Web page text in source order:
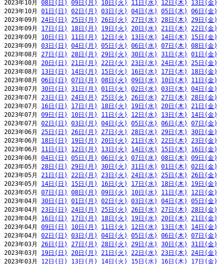
2023年10月 08日(日) 09日(月) 10日(火) 11日(水) 12日(木) 13日(金)
2023年10月 01日(日) 02日(月) 03日(火) 04日(水) 05日(木) 06日(金)
2023年09月 24日(日) 25日(月) 26日(火) 27日(水) 28日(木) 29日(金)
2023年09月 17日(日) 18日(月) 19日(火) 20日(水) 21日(木) 22日(金)
2023年09月 10日(日) 11日(月) 12日(火) 13日(水) 14日(木) 15日(金)
2023年09月 03日(日) 04日(月) 05日(火) 06日(水) 07日(木) 08日(金)
2023年08月 27日(日) 28日(月) 29日(火) 30日(水) 31日(木) 01日(金)
2023年08月 20日(日) 21日(月) 22日(火) 23日(水) 24日(木) 25日(金)
2023年08月 13日(日) 14日(月) 15日(火) 16日(水) 17日(木) 18日(金)
2023年08月 06日(日) 07日(月) 08日(火) 09日(水) 10日(木) 11日(金)
2023年07月 30日(日) 31日(月) 01日(火) 02日(水) 03日(木) 04日(金)
2023年07月 23日(日) 24日(月) 25日(火) 26日(水) 27日(木) 28日(金)
2023年07月 16日(日) 17日(月) 18日(火) 19日(水) 20日(木) 21日(金)
2023年07月 09日(日) 10日(月) 11日(火) 12日(水) 13日(木) 14日(金)
2023年07月 02日(日) 03日(月) 04日(火) 05日(水) 06日(木) 07日(金)
2023年06月 25日(日) 26日(月) 27日(火) 28日(水) 29日(木) 30日(金)
2023年06月 18日(日) 19日(月) 20日(火) 21日(水) 22日(木) 23日(金)
2023年06月 11日(日) 12日(月) 13日(火) 14日(水) 15日(木) 16日(金)
2023年06月 04日(日) 05日(月) 06日(火) 07日(水) 08日(木) 09日(金)
2023年05月 28日(日) 29日(月) 30日(火) 31日(水) 01日(木) 02日(金)
2023年05月 21日(日) 22日(月) 23日(火) 24日(水) 25日(木) 26日(金)
2023年05月 14日(日) 15日(月) 16日(火) 17日(水) 18日(木) 19日(金)
2023年05月 07日(日) 08日(月) 09日(火) 10日(水) 11日(木) 12日(金)
2023年04月 30日(日) 01日(月) 02日(火) 03日(水) 04日(木) 05日(金)
2023年04月 23日(日) 24日(月) 25日(火) 26日(水) 27日(木) 28日(金)
2023年04月 16日(日) 17日(月) 18日(火) 19日(水) 20日(木) 21日(金)
2023年04月 09日(日) 10日(月) 11日(火) 12日(水) 13日(木) 14日(金)
2023年04月 02日(日) 03日(月) 04日(火) 05日(水) 06日(木) 07日(金)
2023年03月 26日(日) 27日(月) 28日(火) 29日(水) 30日(木) 31日(金)
2023年03月 19日(日) 20日(月) 21日(火) 22日(水) 23日(木) 24日(金)
2023年03月 12日(日) 13日(月) 14日(火) 15日(水) 16日(木) 17日(金)